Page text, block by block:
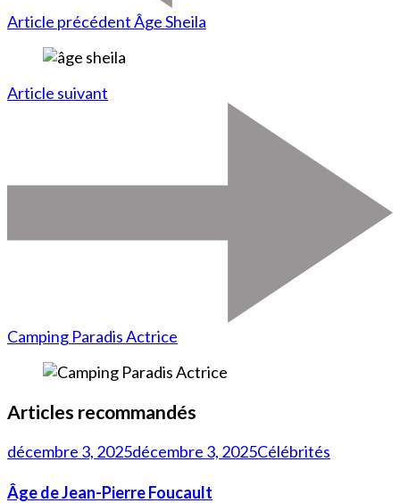
Article précédentÂge Sheila
Article suivant
Camping Paradis Actrice
Articles recommandés
décembre 3, 2025décembre 3, 2025Célébrités
Âge de Jean-Pierre Foucault